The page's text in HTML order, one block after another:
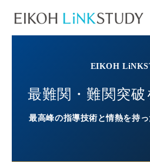
EIKOH
最難関・難関突
最高峰の指導技術と情熱を持